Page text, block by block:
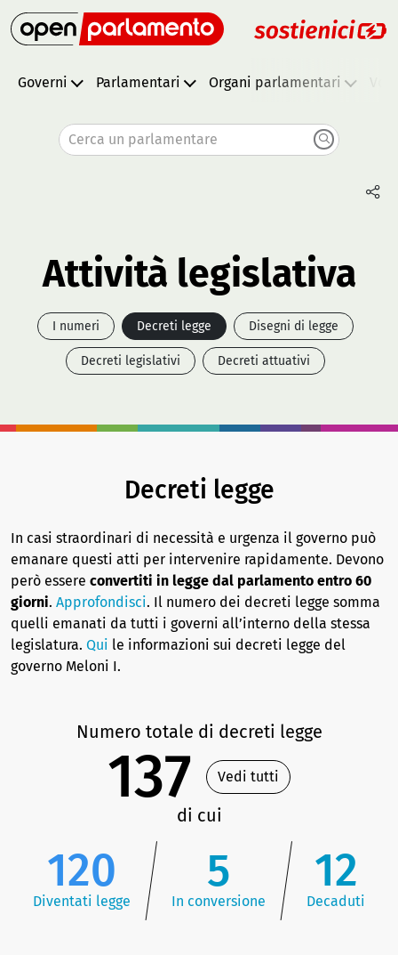
Governi Parlamentari Organi parlamentari
Cerca un parlamentare
Attività legislativa
I numeri Decreti legge Disegni di legge
Decreti legislativi Decreti attuativi
Decreti legge
In casi straordinari di necessità e urgenza il governo può
emanare questi atti per intervenire rapidamente. Devono
però essere convertiti in legge dal parlamento entro 60
giorni. Approfondisci. Il numero dei decreti legge somma
quelli emanati da tutti i governi all’interno della stessa
legislatura. Qui le informazioni sui decreti legge del
governo Meloni I.
Numero totale di decreti legge
137 Vedi tutti
di cui
120
Diventati legge
5
In conversione
12
Decaduti